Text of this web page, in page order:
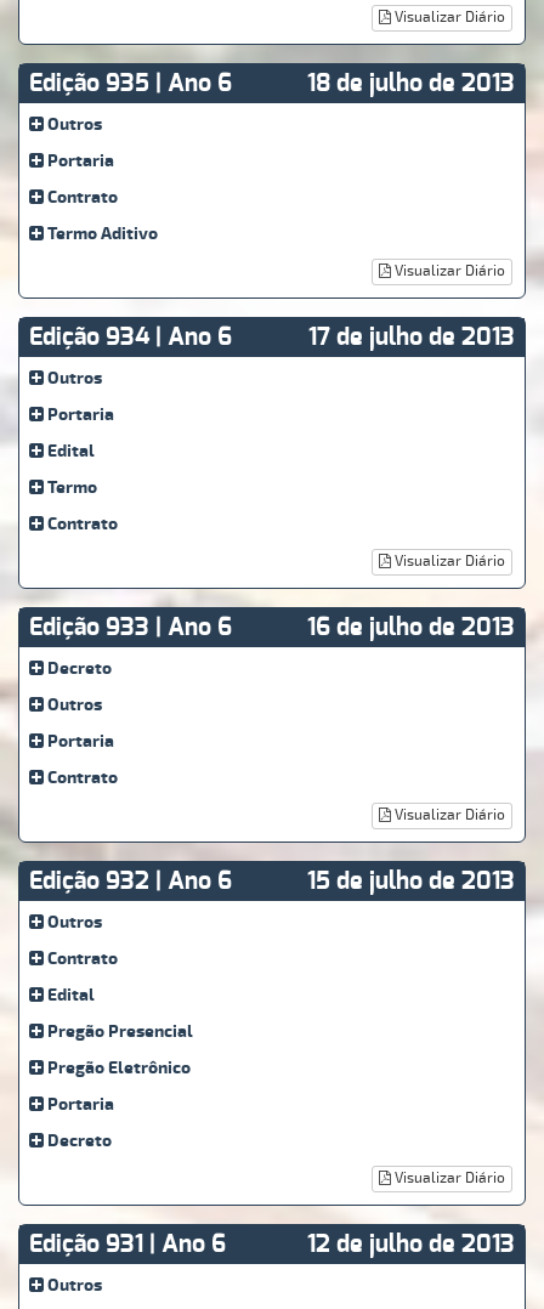
Visualizar Diário
Edição 935 | Ano 6 18 de julho de 2013
Outros
Portaria
Contrato
Termo Aditivo
Visualizar Diário
Edição 934 | Ano 6 17 de julho de 2013
Outros
Portaria
Edital
Termo
Contrato
Visualizar Diário
Edição 933 | Ano 6 16 de julho de 2013
Decreto
Outros
Portaria
Contrato
Visualizar Diário
Edição 932 | Ano 6 15 de julho de 2013
Outros
Contrato
Edital
Pregão Presencial
Pregão Eletrônico
Portaria
Decreto
Visualizar Diário
Edição 931 | Ano 6 12 de julho de 2013
Outros